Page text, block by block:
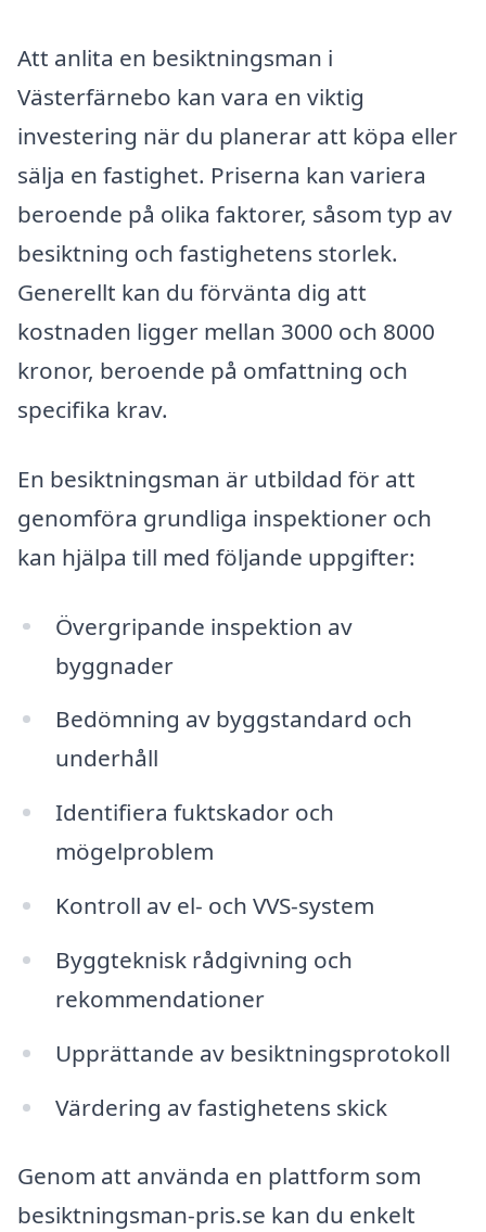
Att anlita en besiktningsman i
Västerfärnebo kan vara en viktig
investering när du planerar att köpa eller
sälja en fastighet. Priserna kan variera
beroende på olika faktorer, såsom typ av
besiktning och fastighetens storlek.
Generellt kan du förvänta dig att
kostnaden ligger mellan 3000 och 8000
kronor, beroende på omfattning och
specifika krav.
En besiktningsman är utbildad för att
genomföra grundliga inspektioner och
kan hjälpa till med följande uppgifter:
Övergripande inspektion av
byggnader
Bedömning av byggstandard och
underhåll
Identifiera fuktskador och
mögelproblem
Kontroll av el- och VVS-system
Byggteknisk rådgivning och
rekommendationer
Upprättande av besiktningsprotokoll
Värdering av fastighetens skick
Genom att använda en plattform som
besiktningsman-pris.se kan du enkelt